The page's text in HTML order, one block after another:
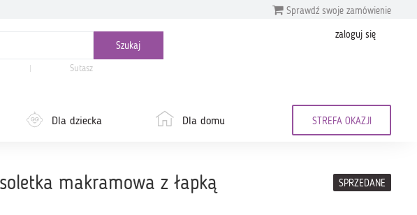
Sprawdź swoje zamówienie
Sutasz
zaloguj się
Dla dziecka Dla domu STREFA OKAZJI
makramowa z łapką SPRZEDANE